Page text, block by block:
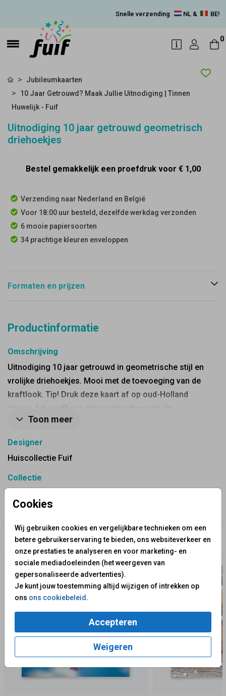
Snelle verzending NL & BE!
0
Cookies
Wij gebruiken cookies en vergelijkbare technieken om een
betere gebruikerservaring te bieden, ons websiteverkeer en
onze prestaties te analyseren en voor marketing- en
sociale mediadoeleinden (het weergeven van
gepersonaliseerde advertenties).
Je kunt jouw toestemming altijd wijzigen of intrekken op
ons ons cookiebeleid .
Accepteren
Weigeren
Jubileumkaarten
10 Jaar Getrouwd? Maak Jullie Uitnodiging | Tinnen
Huwelijk - Fuif
Uitnodiging 10 jaar getrouwd geometrisch
driehoekjes
Bestel gemakkelijk een proefdruk voor € 1,00
Verzending naar Nederland en België
Voor 18:00 uur besteld, dezelfde werkdag verzonden
6 mooie papiersoorten
34 prachtige kleuren enveloppen
Formaten en prijzen
Productinformatie
Omschrijving
Uitnodiging 10 jaar getrouwd in geometrische stijl en
vrolijke driehoekjes. Mooi met de toevoeging van de
kraftlook. Tip! Druk deze kaart af op oud-Holland
papier, dat geeft een mooie structuur aan de
uitnodiging.
Toon meer
Designer
Huiscollectie Fuif
Collectie
Huwelijk - Fuif
✨ Deze ontwerpen vind je misschien ook leuk